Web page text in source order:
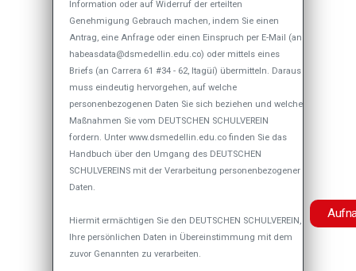
Information oder auf Widerruf der erteilten
Genehmigung Gebrauch machen, indem Sie einen
Antrag, eine Anfrage oder einen Einspruch per E-Mail (an
habeasdata@dsmedellin.edu.co) oder mittels eines
Briefs (an Carrera 61 #34 - 62, Itagüí) übermitteln. Daraus
muss eindeutig hervorgehen, auf welche
personenbezogenen Daten Sie sich beziehen und welche
Maßnahmen Sie vom DEUTSCHEN SCHULVEREIN
fordern. Unter www.dsmedellin.edu.co finden Sie das
Handbuch über den Umgang des DEUTSCHEN
SCHULVEREINS mit der Verarbeitung personenbezogener
Daten.
Hiermit ermächtigen Sie den DEUTSCHEN SCHULVEREIN,
Ihre persönlichen Daten in Übereinstimmung mit dem
zuvor Genannten zu verarbeiten.
Botón